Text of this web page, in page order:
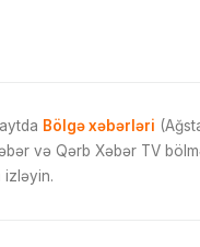
Bölgə xəbərləri
və Qərb Xəbər TV
izləyin.